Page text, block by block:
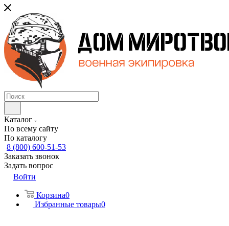
Каталог
По всему сайту
По каталогу
8 (800) 600-51-53
Заказать звонок
Задать вопрос
Войти
Корзина0
Избранные товары0